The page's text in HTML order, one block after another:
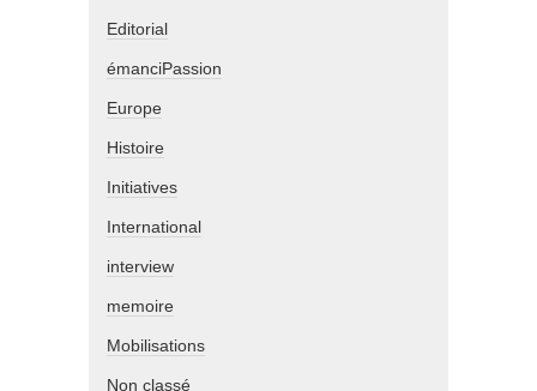
Editorial
émanciPassion
Europe
Histoire
Initiatives
International
interview
memoire
Mobilisations
Non classé